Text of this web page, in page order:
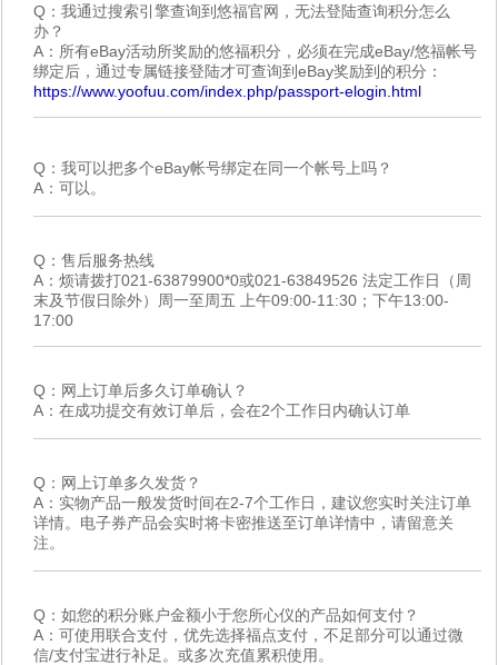
Q：我通过搜索引擎查询到悠福官网，无法登陆查询积分怎么
办？
A：所有eBay活动所奖励的悠福积分，必须在完成eBay/悠福帐号
绑定后，通过专属链接登陆才可查询到eBay奖励到的积分：
https://www.yoofuu.com/index.php/passport-elogin.html
Q：我可以把多个eBay帐号绑定在同一个帐号上吗？
A：可以。
Q：售后服务热线
A：烦请拨打021-63879900*0或021-63849526 法定工作日（周
末及节假日除外）周一至周五 上午09:00-11:30；下午13:00-
17:00
Q：网上订单后多久订单确认？
A：在成功提交有效订单后，会在2个工作日内确认订单
Q：网上订单多久发货？
A：实物产品一般发货时间在2-7个工作日，建议您实时关注订单
详情。电子券产品会实时将卡密推送至订单详情中，请留意关
注。
Q：如您的积分账户金额小于您所心仪的产品如何支付？
A：可使用联合支付，优先选择福点支付，不足部分可以通过微
信/支付宝进行补足。或多次充值累积使用。